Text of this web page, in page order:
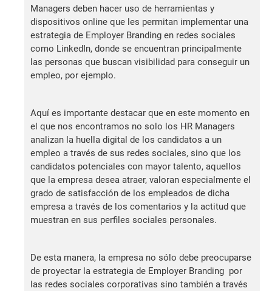
Managers deben hacer uso de herramientas y
dispositivos online que les permitan implementar una
estrategia de Employer Branding en redes sociales
como LinkedIn, donde se encuentran principalmente
las personas que buscan visibilidad para conseguir un
empleo, por ejemplo.
Aquí es importante destacar que en este momento en
el que nos encontramos no solo los HR Managers
analizan la huella digital de los candidatos a un
empleo a través de sus redes sociales, sino que los
candidatos potenciales con mayor talento, aquellos
que la empresa desea atraer, valoran especialmente el
grado de satisfacción de los empleados de dicha
empresa a través de los comentarios y la actitud que
muestran en sus perfiles sociales personales.
De esta manera, la empresa no sólo debe preocuparse
de proyectar la estrategia de Employer Branding por
las redes sociales corporativas sino también a través